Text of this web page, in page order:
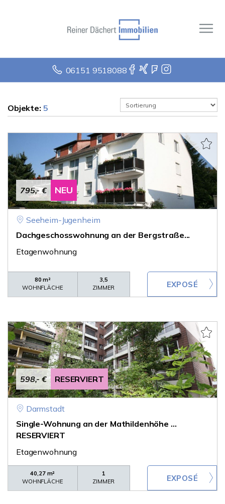
06151 9518088
Objekte: 5
795,- € NEU
Seeheim-Jugenheim
Dachgeschosswohnung an der Bergstraße...
Etagenwohnung
80 m²
WOHNFLÄCHE
3,5
ZIMMER
598,- € RESERVIERT
Darmstadt
Single-Wohnung an der Mathildenhöhe ...
RESERVIERT
Etagenwohnung
40,27 m²
WOHNFLÄCHE
1
ZIMMER